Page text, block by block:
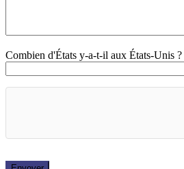
Combien d'États y-a-t-il aux États-Unis ?